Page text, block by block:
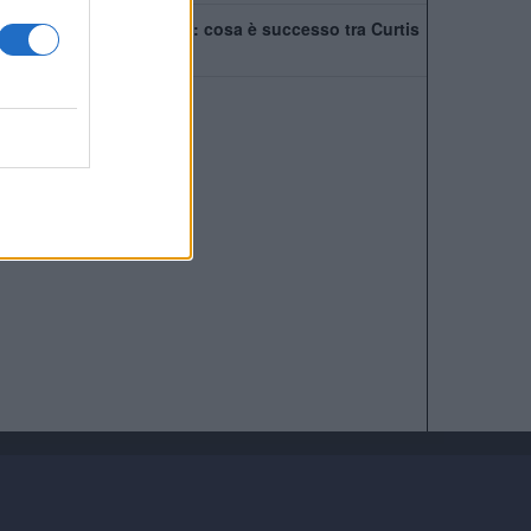
Tensione nel Liverpool: cosa è successo tra Curtis
Jones e Szoboszlai